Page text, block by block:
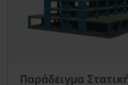
Παράδειγμα